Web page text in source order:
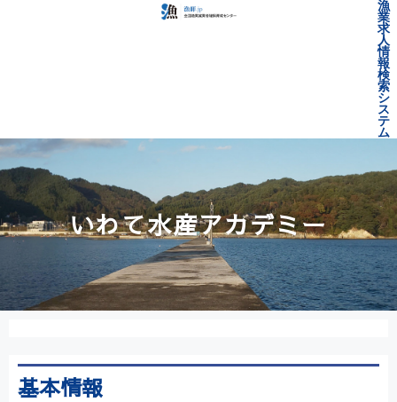
漁
業
求
人
情
報
検
索
シ
ス
テ
ム
いわて水産アカデミー
基本情報